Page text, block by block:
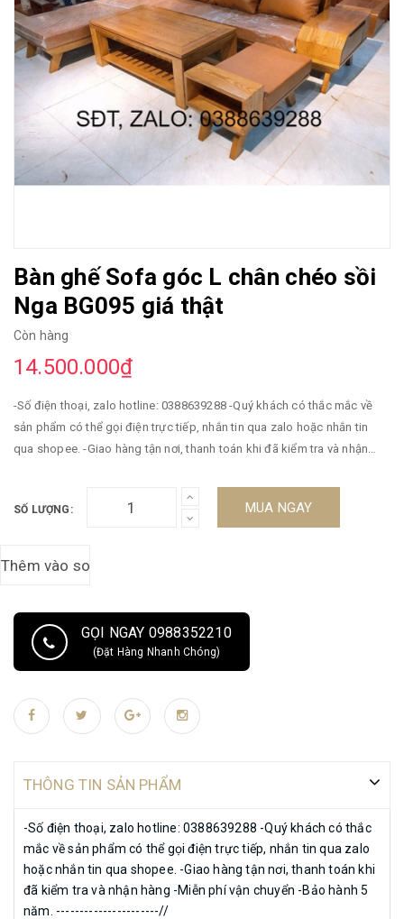
Bàn ghế Sofa góc L chân chéo sồi
Nga BG095 giá thật
Còn hàng
14.500.000₫
-Số điện thoại, zalo hotline: 0388639288 -Quý khách có thắc mắc về
sản phẩm có thể gọi điện trực tiếp, nhắn tin qua zalo hoặc nhắn tin
qua shopee. -Giao hàng tận nơi, thanh toán khi đã kiểm tra và nhận
SỐ LƯỢNG: MUA NGAY
GỌI NGAY 0988352210
(Đặt Hàng Nhanh Chóng)
THÔNG TIN SẢN PHẨM
-Số điện thoại, zalo hotline: 0388639288 -Quý khách có thắc
mắc về sản phẩm có thể gọi điện trực tiếp, nhắn tin qua zalo
hoặc nhắn tin qua shopee. -Giao hàng tận nơi, thanh toán khi
đã kiểm tra và nhận hàng -Miễn phí vận chuyển -Bảo hành 5
năm. ----------------------//